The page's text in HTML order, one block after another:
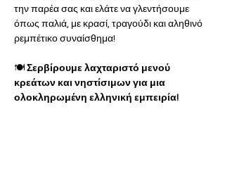
την παρέα σας και ελάτε να γλεντήσουμε
όπως παλιά, με κρασί, τραγούδι και αληθινό
ρεμπέτικο συναίσθημα!
🍽️ Σερβίρουμε λαχταριστό μενού
κρεάτων και νηστίσιμων για μια
ολοκληρωμένη ελληνική εμπειρία!